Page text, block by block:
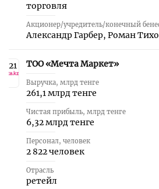
торговля
Акционер/учредитель/конечный
Александр Гарбер, Роман
21 ТОО «Мечта Маркет»
Выручка, млрд тенге
261,1 млрд тенге
Чистая прибыль, млрд тенге
6,32 млрд тенге
Персонал, человек
2 822 человек
Отрасль
ретейл